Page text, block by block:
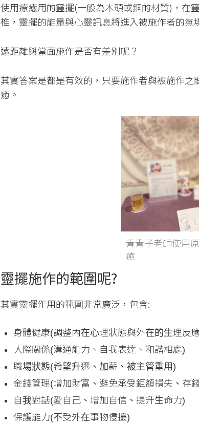
使用療癒用的靈擺(一般為木頭或銅的材質)，在
椎，靈擺的能量與心靈訊息將進入被施作者的氣
遠距離與當面施作是否有差別呢？
其實答案是都是有效的，只要施作者與被施作
癒。
青青子老師使用
癒
靈擺施作的範圍呢?
其實靈擺作用的範圍非常廣泛，包含:
身體健康(調整內在心理狀態與外在的生理反
人際關係(溝通能力、自我表達、和諧相處)
職場狀態(希望升遷、加薪、被主管重用)
金錢管理(增加財富、避免承受鉅額損失、存
自我對話(愛自己、增加自信、提升生命力)
保護能力(不受外在事物侵擾)